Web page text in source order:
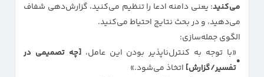
می‌کنید: یعنی دامنه ادعا را تنظیم می‌کنید، گزارش‌دهی شفاف
می‌دهید، و در بحث نتایج احتیاط می‌کنید.
الگوی جمله‌سازی:
«با توجه به کنترل‌ناپذیر بودن این عامل،[چه تصمیمی در
تفسیر/گزارش] اتخاذ می‌شود.»